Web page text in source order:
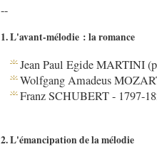
--
1. L'avant-mélodie : la romance
Jean Paul Egide MARTINI
Wolfgang Amadeus
Franz SCHUBERT - 1797-
2. L'émancipation de la mélodie